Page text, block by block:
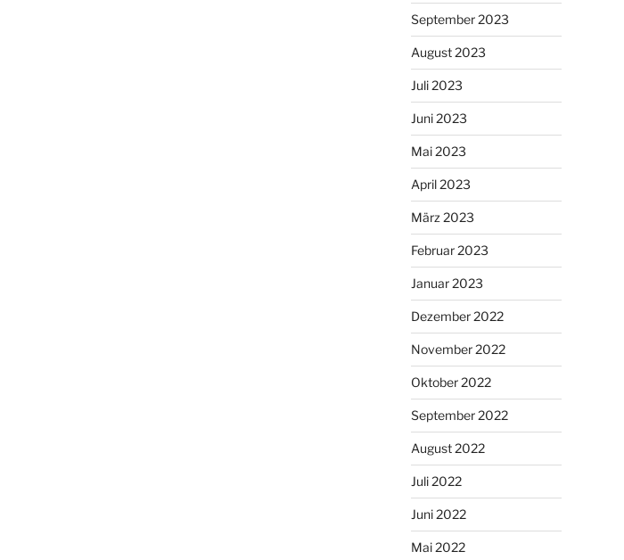
September 2023
August 2023
Juli 2023
Juni 2023
Mai 2023
April 2023
März 2023
Februar 2023
Januar 2023
Dezember 2022
November 2022
Oktober 2022
September 2022
August 2022
Juli 2022
Juni 2022
Mai 2022